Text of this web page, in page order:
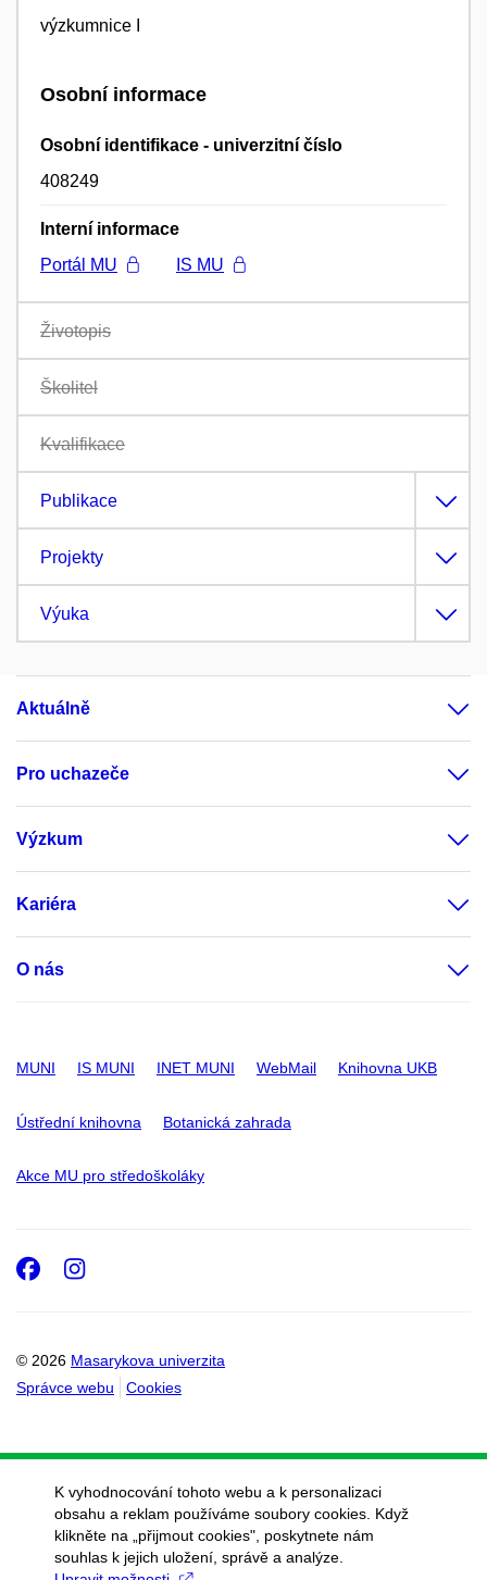
výzkumnice I
Osobní informace
Osobní identifikace - univerzitní číslo
408249
Interní informace
Portál MU
IS MU
Životopis
Školitel
Kvalifikace
Publikace
Projekty
Výuka
Aktuálně
Pro uchazeče
Výzkum
Kariéra
O nás
MUNI IS MUNI INET MUNI WebMail Knihovna UKB
Ústřední knihovna Botanická zahrada
Akce MU pro středoškoláky
© 2026 Masarykova univerzita
Správce webu
Cookies
Facebook
Instagram
K vyhodnocování tohoto webu a k personalizaci
obsahu a reklam používáme soubory cookies. Když
klikněte na „přijmout cookies", poskytnete nám
souhlas k jejich uložení, správě a analýze.